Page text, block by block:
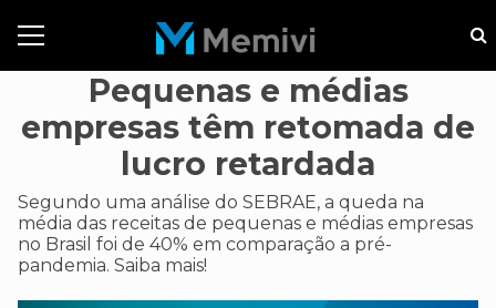
Pequenas e médias
empresas têm retomada de
lucro retardada
Segundo uma análise do SEBRAE, a queda na
média das receitas de pequenas e médias empresas
no Brasil foi de 40% em comparação a pré-
pandemia. Saiba mais!